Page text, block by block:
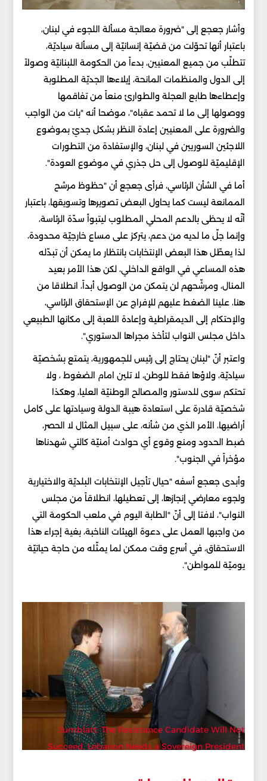
وأشار جعجع إلى "ضرورة معالجة مسألة اللجوء في لبنان،
باعتبار أنها تحوّلت من قضيّة إنسانيّة إلى مسألة سياديّة،
تتطلّب من جميع المعنيين، بدءاً من الحكومة اللبنانيّة وصولاً
إلى الدول والمنظمات المانحة، إيلاءها الجديّة المطلوبة
وإعطاءها طابع العجلة والطوارئ منعاً من تفاقمها
ووصولها إلى ما لا تحمد عقباه"، موضحا أنه "بات من الواجب
والضرورة على المعنيين إعادة النظر بشكل جديّ بموضوع
اللاجئين السوريين في لبنان، والإستفادة من التطورات
الإقليميّة للوصول إلى حل جذري في موضوع العودة".
أما في الشأن الرئاسي، فرأى جعجع أن "حظوظ مرشح
الممانعة ليست كما يحاول البعض تصويرها وتسويقها، باعتبار
أنّه لا يحظى بالدعم المحلي المطلوب ليتبوأ سدّة الرئاسة،
وإنما جلّ ما لديه من دعم، يتركز على مساع خارجيّة محدودة،
لذا يعطّل هذا البعض الإنتخابات بانتظار ما يمكن أن تبدّله
هذه المساعي في الواقع الداخلي، لكن هذا الأمر بعيد
المنال، ومرشّحهم لن يتمكن من الوصول أبداً، انطلاقا من
هنا، علينا الضغط عليهم للإفراج عن الإستحقاق الرئاسي،
والإحتكام إلى الديمقراطية وإعادة اللعبة إلى مكانها الطبيعي
داخل مجلس النواب لتأخذ مجراها الدستوري".
واعتبر أنّ "لبنان يحتاج إلى رئيس للجمهورية، يتمتع بشخصيّة
سياديّة، ولاؤها فقط للوطن، لا تلين امام الضغوط ، ولا
تحتكم سوى للدستور والمصالح الوطنيّة العليا، وهكذا
شخصيّة قادرة على استعادة هيبة الدولة وسيادتها على كامل
أراضيها، الأمر الذي من شأنه، على سبيل المثال لا الحصر،
ضبط الحدود ومنع وقوع أي حوادث أمنيّة كالتي شهدناها
مؤخراً في الجنوب".
وأبدى جعجع أسفه "حيال تأجيل الإنتخابات البلديّة والاختيارية
ولجوء معارضي إنجازها، إلى تعطيلها، انطلاقاً من مجلس
النواب"، لافتا إلى أنّ "الطابة اليوم في ملعب الحكومة التي
من واجبها العمل على دعوة الهيئات الناخبة، بغية إجراء هذا
الاستحقاق، في أسرع وقت ممكن لما يمثّله من حاجة حياتيّة
يوميّة للمواطن".
Jumblatt: The Resistance Candidate Will Not
Succeed; Lebanon Needs a Sovereign President